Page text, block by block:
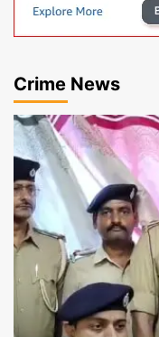
Crime News